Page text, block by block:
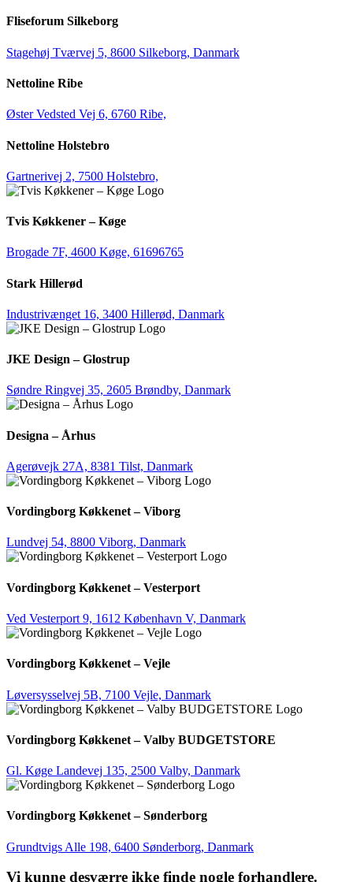
Fliseforum Silkeborg
Stagehøj Tværvej 5, 8600 Silkeborg, Danmark
Nettoline Ribe
Øster Vedsted Vej 6, 6760 Ribe,
Nettoline Holstebro
Gartnerivej 2, 7500 Holstebro,
Tvis Køkkener – Køge
Brogade 7F, 4600 Køge, 61696765
Stark Hillerød
Industrivænget 16, 3400 Hillerød, Danmark
JKE Design – Glostrup
Søndre Ringvej 35, 2605 Brøndby, Danmark
Designa – Århus
Agerøvejk 27A, 8381 Tilst, Danmark
Vordingborg Køkkenet – Viborg
Lundvej 54, 8800 Viborg, Danmark
Vordingborg Køkkenet – Vesterport
Ved Vesterport 9, 1612 København V, Danmark
Vordingborg Køkkenet – Vejle
Løversysselvej 5B, 7100 Vejle, Danmark
Vordingborg Køkkenet – Valby BUDGETSTORE
Gl. Køge Landevej 135, 2500 Valby, Danmark
Vordingborg Køkkenet – Sønderborg
Grundtvigs Alle 198, 6400 Sønderborg, Danmark
Vi kunne desværre ikke finde nogle forhandlere.